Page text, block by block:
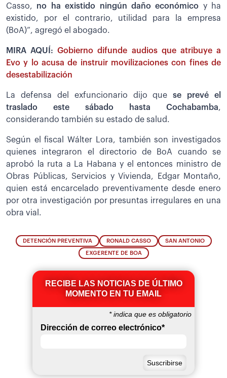
Casso, no ha existido ningún daño económico y ha
existido, por el contrario, utilidad para la empresa
(BoA)”, agregó el abogado.
MIRA AQUÍ:Gobierno difunde audios que atribuye a
Evo y lo acusa de instruir movilizaciones con fines de
desestabilización
La defensa del exfuncionario dijo quese prevé el
traslado este sábado hasta Cochabamba,
considerando también su estado de salud.
Según el fiscal Wálter Lora, también son investigados
quienes integraron el directorio de BoA cuando se
aprobó la ruta a La Habana y el entonces ministro de
Obras Públicas, Servicios y Vivienda, Edgar Montaño,
quien está encarcelado preventivamente desde enero
por otra investigación por presuntas irregulares en una
obra vial.
DETENCIÓN PREVENTIVA RONALD CASSO SAN ANTONIO
EXGERENTE DE BOA
RECIBE LAS NOTICIAS DE ÚLTIMO
MOMENTO EN TU EMAIL
*indica que es obligatorio
Dirección de correo electrónico*